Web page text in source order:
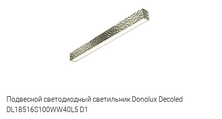
Уточняйте наличие у
менеджера
Подвесной светодиодный светильник Donolux Decoled
DL18516S100WW40L5 D1